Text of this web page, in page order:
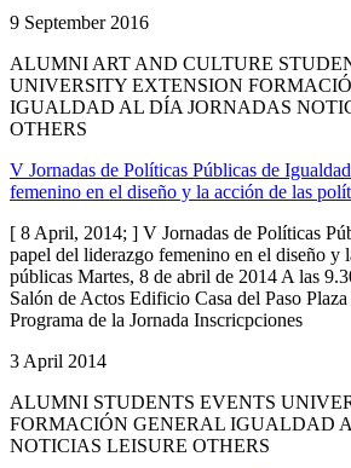
9 September 2016
ALUMNI ART AND CULTURE
UNIVERSITY EXTENSION
IGUALDAD AL DÍA JORNADAS
OTHERS
V Jornadas de Políticas Públicas de
femenino en el diseño y la acción de las
[ 8 April, 2014; ] V Jornadas de Políticas
papel del liderazgo femenino en el diseño y
públicas Martes, 8 de abril de 2014 A las
Salón de Actos Edificio Casa del Paso Plaza
Programa de la Jornada Inscricpciones
3 April 2014
ALUMNI STUDENTS EVENTS
FORMACIÓN GENERAL IGUALDAD
NOTICIAS LEISURE OTHERS